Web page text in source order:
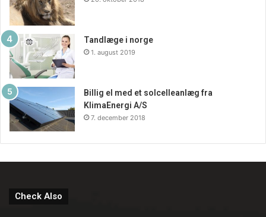
Tandlæge i norge
1. august 2019
Billig el med et solcelleanlæg fra
KlimaEnergi A/S
7. december 2018
Check Also